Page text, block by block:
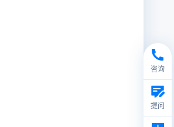
咨询
提问